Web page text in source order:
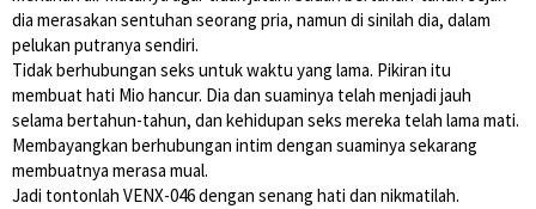
dia merasakan sentuhan seorang pria, namun di sinilah dia, dalam
pelukan putranya sendiri.
Tidak berhubungan seks untuk waktu yang lama. Pikiran itu
membuat hati Mio hancur. Dia dan suaminya telah menjadi jauh
selama bertahun-tahun, dan kehidupan seks mereka telah lama mati.
Membayangkan berhubungan intim dengan suaminya sekarang
membuatnya merasa mual.
Jadi tontonlah VENX-046 dengan senang hati dan nikmatilah.